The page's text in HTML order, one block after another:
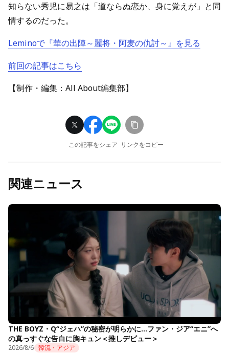
知らない秀児に易之は「道ならぬ恋か、身に覚えが」と同
情するのだった。
Leminoで『華の出陣～麗将・阿麦の仇討～』を見る
前回の記事はこちら
【制作・編集：All About編集部】
この記事をシェア リンクをコピー
関連ニュース
THE BOYZ・Q“ジェハ”の秘密が明らかに…ファン・ジア“エニ”へ
の真っすぐな告白に胸キュン＜推しデビュー＞
2026/8/6 韓流・アジア